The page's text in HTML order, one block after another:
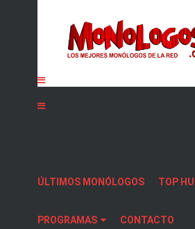
ÚLTIMOS MONÓLOGOS TOP
PROGRAMAS CONTACTO